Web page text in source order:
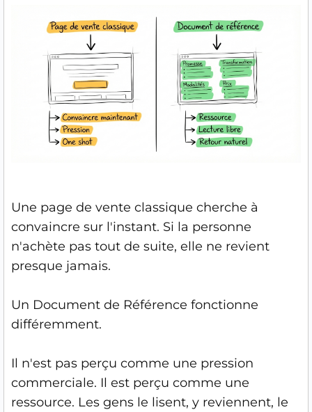
Une page de vente classique cherche à
convaincre sur l'instant. Si la personne
n'achète pas tout de suite, elle ne revient
presque jamais.
Un Document de Référence fonctionne
différemment.
Il n'est pas perçu comme une pression
commerciale. Il est perçu comme une
ressource. Les gens le lisent, y reviennent, le